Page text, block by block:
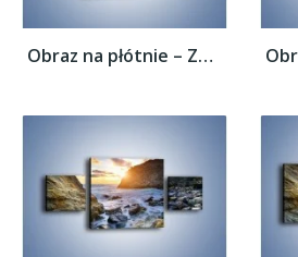
Obraz na płótnie – Zakaz kąpieli –...